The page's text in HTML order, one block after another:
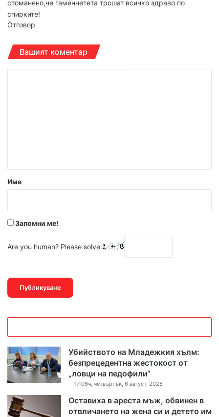
стоманено,че гаменчетета трошат всичко здраво по
спирките!
Отговор
Вашият коментар
р
Име
Запомни ме!
Are you human? Please solve:
Убийството на Младежкия хълм:
безпрецедентна жестокост от
„ловци на педофили“
17:06ч, четвъртък, 6 август, 2026
Оставиха в ареста мъж, обвинен в
отвличането на жена си и детето им